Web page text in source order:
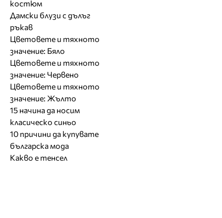
костюм
Дамски блузи с дълъг
ръкав
Цветовете и тяхното
значение: Бяло
Цветовете и тяхното
значение: Червено
Цветовете и тяхното
значение: Жълто
15 начина да носим
класическо синьо
10 причини да купувате
българска мода
Какво е тенсел